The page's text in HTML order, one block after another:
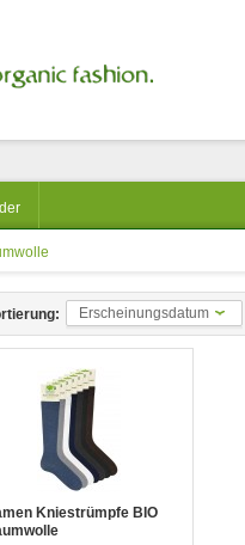
Erscheinungsdatum
Kniestrümpfe BIO